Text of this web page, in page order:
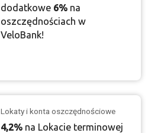
dodatkowe 6% na
oszczędnościach w
VeloBank!
Lokaty i konta oszczędnościowe
4,2% na Lokacie terminowej